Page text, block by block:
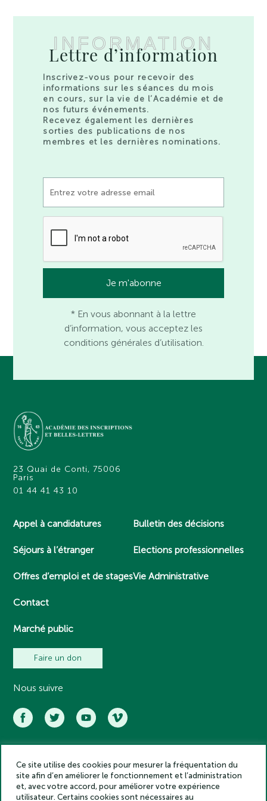
INFORMATION
Lettre d’information
Inscrivez-vous pour recevoir des
informations sur les séances du mois
en cours, sur la vie de l’Académie et de
nos futurs événements.
Recevez également les dernières
sorties des publications de nos
membres et les dernières nominations.
* En vous abonnant à la lettre
d’information, vous acceptez les
conditions générales d’utilisation.
23 Quai de Conti, 75006
Paris
01 44 41 43 10
Appel à candidatures
Séjours à l’étranger
Offres d’emploi et de stages
Contact
Marché public
Bulletin des décisions
Elections professionnelles
Vie Administrative
Faire un don
Nous suivre
Académie des inscriptions et belles lettres – Tous droits réservés
2025
Politique de confidentialité
Ce site utilise des cookies pour mesurer la fréquentation du
site afin d’en améliorer le fonctionnement et l’administration
et, avec votre accord, pour améliorer votre expérience
utilisateur. Certains cookies sont nécessaires au